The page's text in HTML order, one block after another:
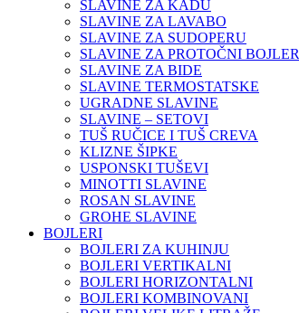
SLAVINE ZA KADU
SLAVINE ZA LAVABO
SLAVINE ZA SUDOPERU
SLAVINE ZA PROTOČNI BOJLER
SLAVINE ZA BIDE
SLAVINE TERMOSTATSKE
UGRADNE SLAVINE
SLAVINE – SETOVI
TUŠ RUČICE I TUŠ CREVA
KLIZNE ŠIPKE
USPONSKI TUŠEVI
MINOTTI SLAVINE
ROSAN SLAVINE
GROHE SLAVINE
BOJLERI
BOJLERI ZA KUHINJU
BOJLERI VERTIKALNI
BOJLERI HORIZONTALNI
BOJLERI KOMBINOVANI